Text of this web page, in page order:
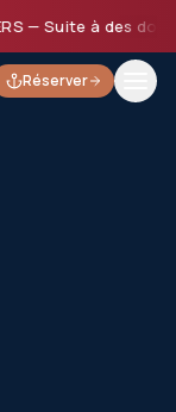
— Suite à des
Réserver